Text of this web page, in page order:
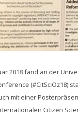
2018 fand an der
(#CitSciOz18)
mit einer
Citizen